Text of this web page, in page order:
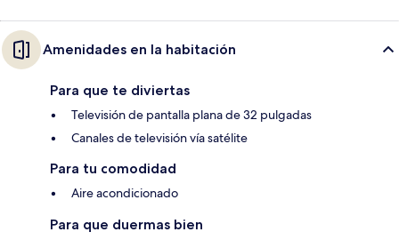
Amenidades en la habitación
Para que te diviertas
Televisión de pantalla plana de 32 pulgadas
Canales de televisión vía satélite
Para tu comodidad
Aire acondicionado
Para que duermas bien